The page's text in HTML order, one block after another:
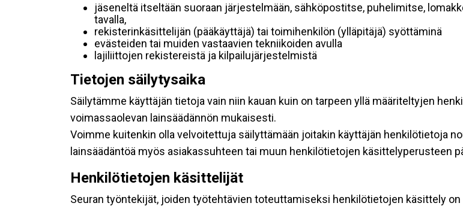
jäseneltä itseltään suoraan järjestelmään, sähköpostitse, puhelimitse,
tavalla,
rekisterinkäsittelijän (pääkäyttäjä) tai toimihenkilön (ylläpitäjä) syöttäminä
evästeiden tai muiden vastaavien tekniikoiden avulla
lajiliittojen rekistereistä ja kilpailujärjestelmistä
Tietojen säilytysaika
Säilytämme käyttäjän tietoja vain niin kauan kuin on tarpeen yllä määriteltyjen
voimassaolevan lainsäädännön mukaisesti.
Voimme kuitenkin olla velvoitettuja säilyttämään joitakin käyttäjän henkilötietoja
lainsäädäntöä myös asiakassuhteen tai muun henkilötietojen käsittelyperusteen
Henkilötietojen käsittelijät
Seuran työntekijät, joiden työtehtävien toteuttamiseksi henkilötietojen käsittely